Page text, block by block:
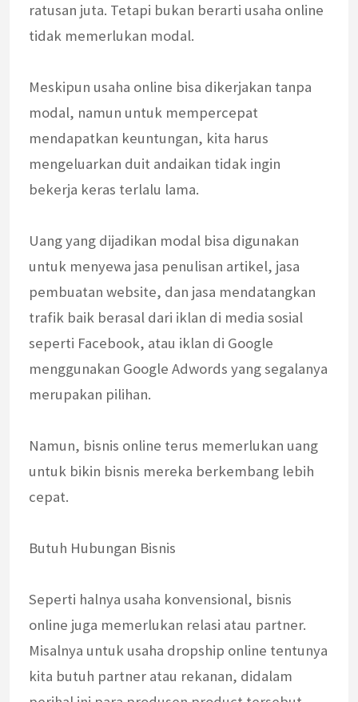
ratusan juta. Tetapi bukan berarti usaha online
tidak memerlukan modal.
Meskipun usaha online bisa dikerjakan tanpa
modal, namun untuk mempercepat
mendapatkan keuntungan, kita harus
mengeluarkan duit andaikan tidak ingin
bekerja keras terlalu lama.
Uang yang dijadikan modal bisa digunakan
untuk menyewa jasa penulisan artikel, jasa
pembuatan website, dan jasa mendatangkan
trafik baik berasal dari iklan di media sosial
seperti Facebook, atau iklan di Google
menggunakan Google Adwords yang segalanya
merupakan pilihan.
Namun, bisnis online terus memerlukan uang
untuk bikin bisnis mereka berkembang lebih
cepat.
Butuh Hubungan Bisnis
Seperti halnya usaha konvensional, bisnis
online juga memerlukan relasi atau partner.
Misalnya untuk usaha dropship online tentunya
kita butuh partner atau rekanan, didalam